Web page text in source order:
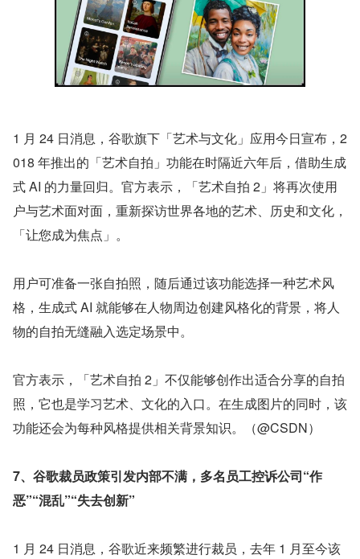
1 月 24 日消息，谷歌旗下「艺术与文化」应用今日宣布，2
018 年推出的「艺术自拍」功能在时隔近六年后，借助生成
式 AI 的力量回归。官方表示，「艺术自拍 2」将再次使用
户与艺术面对面，重新探访世界各地的艺术、历史和文化，
「让您成为焦点」。
用户可准备一张自拍照，随后通过该功能选择一种艺术风
格，生成式 AI 就能够在人物周边创建风格化的背景，将人
物的自拍无缝融入选定场景中。
官方表示，「艺术自拍 2」不仅能够创作出适合分享的自拍
照，它也是学习艺术、文化的入口。在生成图片的同时，该
功能还会为每种风格提供相关背景知识。（@CSDN）
7、谷歌裁员政策引发内部不满，多名员工控诉公司“作
恶”“混乱”“失去创新”
1 月 24 日消息，谷歌近来频繁进行裁员，去年 1 月至今该